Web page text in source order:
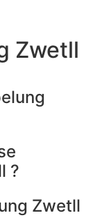
Zwetll
?
Zwetll